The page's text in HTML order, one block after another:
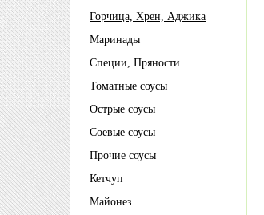
Горчица, Хрен, Аджика
Маринады
Специи, Пряности
Томатные соусы
Острые соусы
Соевые соусы
Прочие соусы
Кетчуп
Майонез